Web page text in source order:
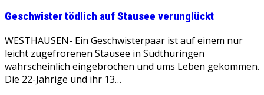
Geschwister tödlich auf Stausee verunglückt
WESTHAUSEN- Ein Geschwisterpaar ist auf einem nur
leicht zugefrorenen Stausee in Südthüringen
wahrscheinlich eingebrochen und ums Leben gekommen.
Die 22-Jährige und ihr 13…